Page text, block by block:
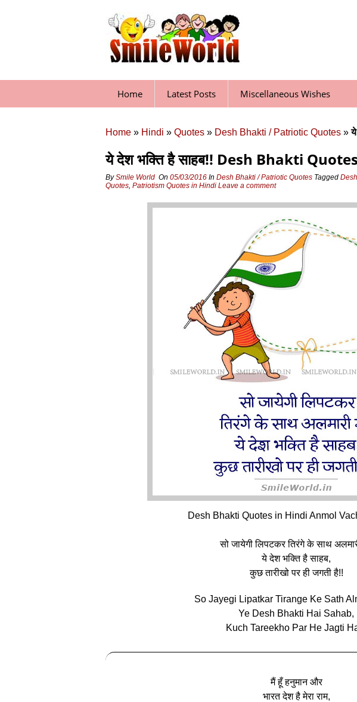
Home Latest Posts Miscellaneous Wishes
Home » Hindi » Quotes » Desh Bhakti / Patriotic Quotes »
ये देश भक्ति है साहब!! Desh Bhakti
BySmile World On 05/03/2016 In Desh Bhakti / Patriotic Quotes Tagged
Quotes, Patriotism Quotes in Hindi Leave a comment
Desh Bhakti Quotes in Hindi Anmol
सो जायेगी लिपटकर तिरंगे के साथ
ये देश भक्ति है साहब,
कुछ तारीखो पर ही जगती है!!
So Jayegi Lipatkar Tirange Ke Sath
Ye Desh Bhakti Hai Sahab,
Kuch Tareekho Par He Jagti
मैं हूँ हनुमान और
भारत देश है मेरा राम,